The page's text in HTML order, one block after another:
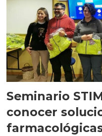
Seminario
conocer